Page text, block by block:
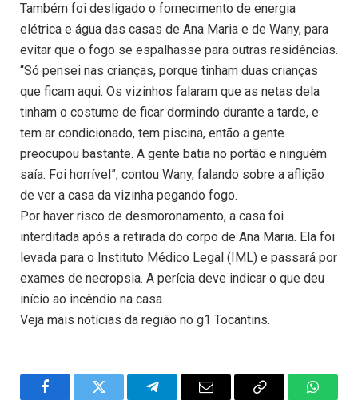
Também foi desligado o fornecimento de energia
elétrica e água das casas de Ana Maria e de Wany, para
evitar que o fogo se espalhasse para outras residências.
“Só pensei nas crianças, porque tinham duas crianças
que ficam aqui. Os vizinhos falaram que as netas dela
tinham o costume de ficar dormindo durante a tarde, e
tem ar condicionado, tem piscina, então a gente
preocupou bastante. A gente batia no portão e ninguém
saía. Foi horrível”, contou Wany, falando sobre a aflição
de ver a casa da vizinha pegando fogo.
Por haver risco de desmoronamento, a casa foi
interditada após a retirada do corpo de Ana Maria. Ela foi
levada para o Instituto Médico Legal (IML) e passará por
exames de necropsia. A perícia deve indicar o que deu
início ao incêndio na casa.
Veja mais notícias da região no g1 Tocantins.
FacebookTwitter TelegramEmail Copy